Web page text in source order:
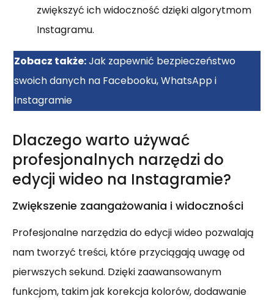
zwiększyć ich widoczność dzięki algorytmom
Instagramu.
Zobacz także:Jak zapewnić bezpieczeństwo
swoich danych na Facebooku, WhatsApp i
Instagramie
Dlaczego warto używać
profesjonalnych narzędzi do
edycji wideo na Instagramie?
Zwiększenie zaangażowania i widoczności
Profesjonalne narzędzia do edycji wideo pozwalają
nam tworzyć treści, które przyciągają uwagę od
pierwszych sekund. Dzięki zaawansowanym
funkcjom, takim jak korekcja kolorów, dodawanie